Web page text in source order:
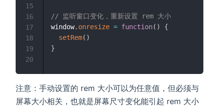
// 监听窗口变化，重新设置 rem 大小
window. onresize = function( )
{
setRem( )
}
15
16
17
18
19
20
注意：手动设置的 rem 大小可以为任意值，但必须与
屏幕大小相关，也就是屏幕尺寸变化能引起 rem 大小